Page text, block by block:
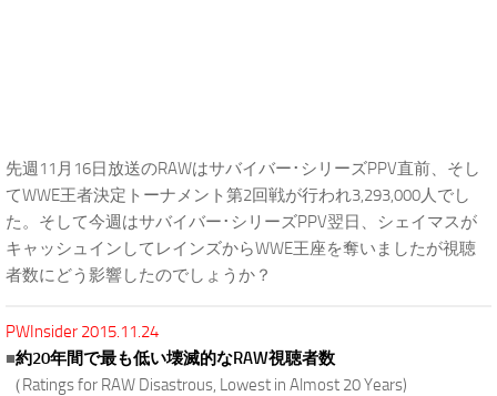
先週11月16日放送のRAWはサバイバー･シリーズPPV直前、そし
てWWE王者決定トーナメント第2回戦が行われ3,293,000人でし
た。そして今週はサバイバー･シリーズPPV翌日、シェイマスが
キャッシュインしてレインズからWWE王座を奪いましたが視聴
者数にどう影響したのでしょうか？
PWInsider 2015.11.24
■約20年間で最も低い壊滅的なRAW視聴者数
（Ratings for RAW Disastrous, Lowest in Almost 20 Years)